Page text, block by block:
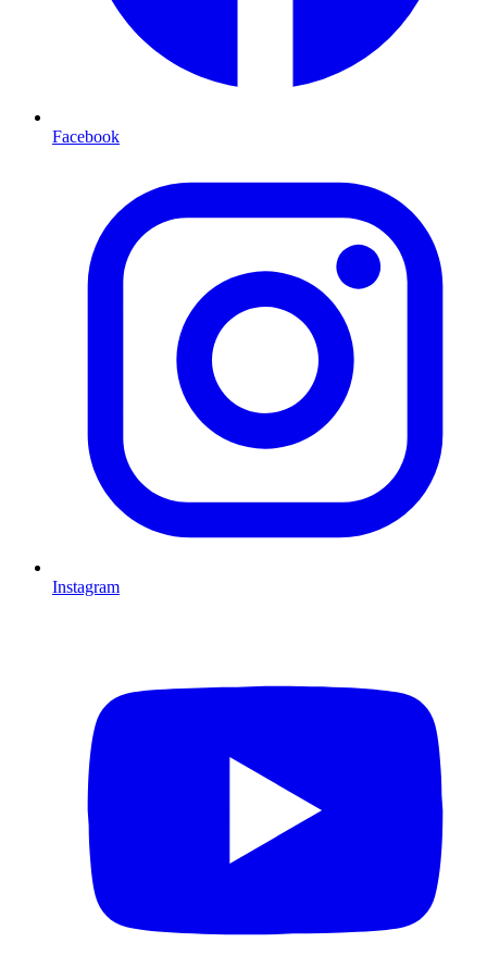
Facebook
Instagram